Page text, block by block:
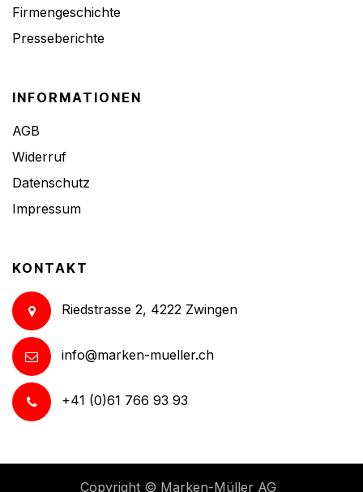
Firmengeschichte
Presseberichte
INFORMATIONEN
AGB
Widerruf
Datenschutz
Impressum
KONTAKT
Riedstrasse 2, 4222 Zwingen
info@marken-mueller.ch
+41 (0)61 766 93 93
Copyright © Marken-Müller AG